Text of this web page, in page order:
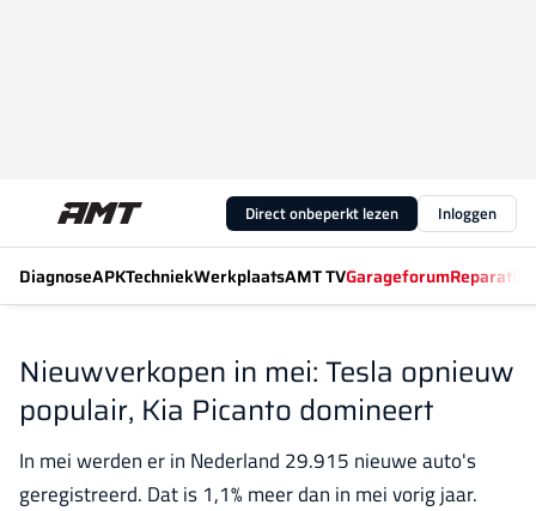
Direct onbeperkt lezen Inloggen
DiagnoseAPKTechniekWerkplaatsAMT TVGarageforum
Nieuwverkopen in mei: Tesla opnieuw
populair, Kia Picanto domineert
In mei werden er in Nederland 29.915 nieuwe auto's
geregistreerd. Dat is 1,1% meer dan in mei vorig jaar.